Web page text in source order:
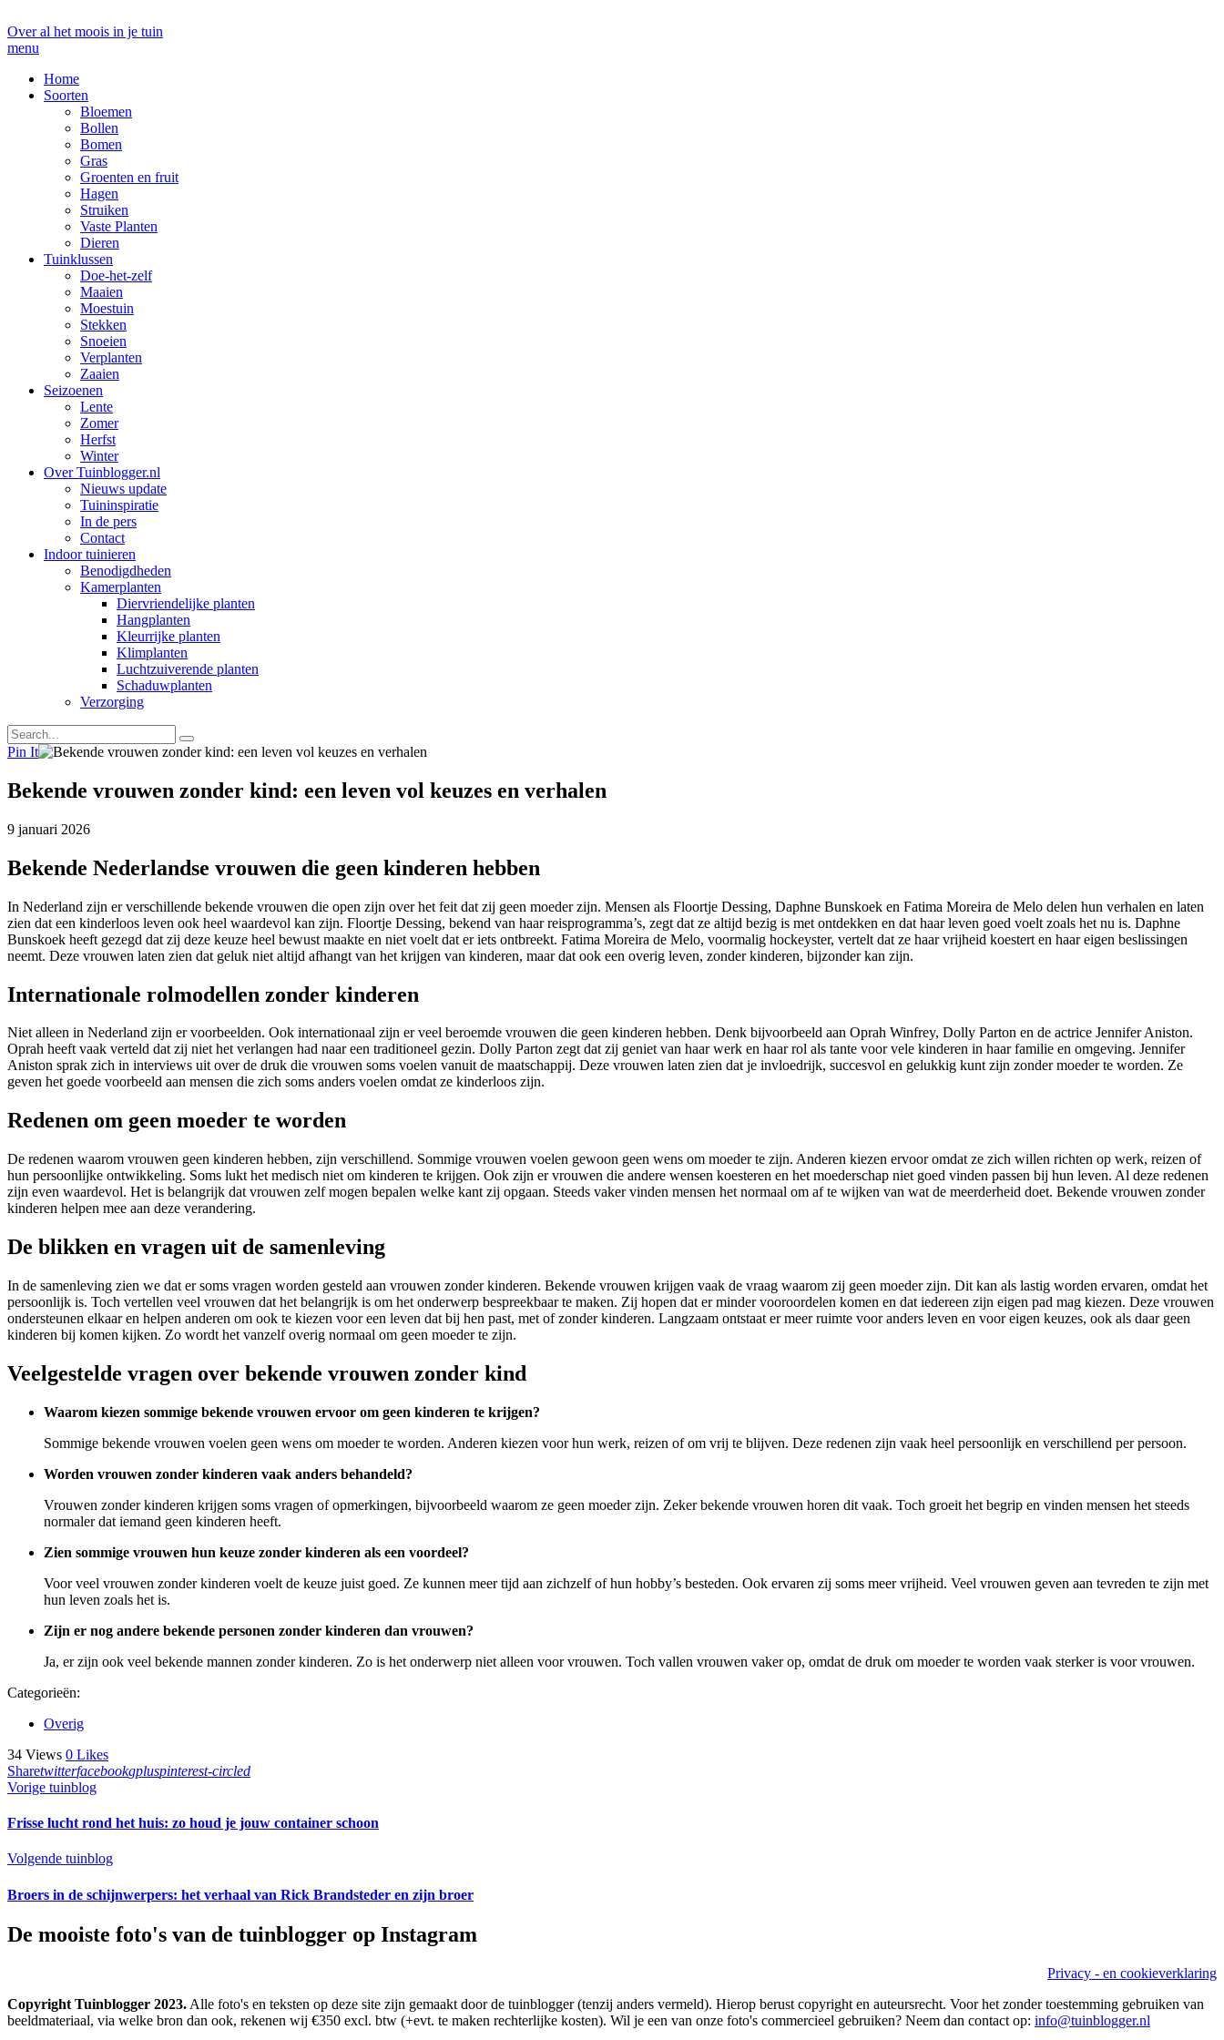
Over al het moois in je tuin
menu
Home
Soorten
Bloemen
Bollen
Bomen
Gras
Groenten en fruit
Hagen
Struiken
Vaste Planten
Dieren
Tuinklussen
Doe-het-zelf
Maaien
Moestuin
Stekken
Snoeien
Verplanten
Zaaien
Seizoenen
Lente
Zomer
Herfst
Winter
Over Tuinblogger.nl
Nieuws update
Tuininspiratie
In de pers
Contact
Indoor tuinieren
Benodigdheden
Kamerplanten
Diervriendelijke planten
Hangplanten
Kleurrijke planten
Klimplanten
Luchtzuiverende planten
Schaduwplanten
Verzorging
Pin It
Bekende vrouwen zonder kind: een leven vol keuzes en verhalen
9 januari 2026
Bekende Nederlandse vrouwen die geen kinderen hebben
In Nederland zijn er verschillende bekende vrouwen die open zijn over het feit dat zij geen moeder zijn. Mensen als Floortje Dessing, Daphne Bunskoek en Fatima Moreira de Melo delen hun verhalen en laten
zien dat een kinderloos leven ook heel waardevol kan zijn. Floortje Dessing, bekend van haar reisprogramma’s, zegt dat ze altijd bezig is met ontdekken en dat haar leven goed voelt zoals het nu is. Daphne
Bunskoek heeft gezegd dat zij deze keuze heel bewust maakte en niet voelt dat er iets ontbreekt. Fatima Moreira de Melo, voormalig hockeyster, vertelt dat ze haar vrijheid koestert en haar eigen beslissingen
neemt. Deze vrouwen laten zien dat geluk niet altijd afhangt van het krijgen van kinderen, maar dat ook een overig leven, zonder kinderen, bijzonder kan zijn.
Internationale rolmodellen zonder kinderen
Niet alleen in Nederland zijn er voorbeelden. Ook internationaal zijn er veel beroemde vrouwen die geen kinderen hebben. Denk bijvoorbeeld aan Oprah Winfrey, Dolly Parton en de actrice Jennifer Aniston.
Oprah heeft vaak verteld dat zij niet het verlangen had naar een traditioneel gezin. Dolly Parton zegt dat zij geniet van haar werk en haar rol als tante voor vele kinderen in haar familie en omgeving. Jennifer
Aniston sprak zich in interviews uit over de druk die vrouwen soms voelen vanuit de maatschappij. Deze vrouwen laten zien dat je invloedrijk, succesvol en gelukkig kunt zijn zonder moeder te worden. Ze
geven het goede voorbeeld aan mensen die zich soms anders voelen omdat ze kinderloos zijn.
Redenen om geen moeder te worden
De redenen waarom vrouwen geen kinderen hebben, zijn verschillend. Sommige vrouwen voelen gewoon geen wens om moeder te zijn. Anderen kiezen ervoor omdat ze zich willen richten op werk, reizen of
hun persoonlijke ontwikkeling. Soms lukt het medisch niet om kinderen te krijgen. Ook zijn er vrouwen die andere wensen koesteren en het moederschap niet goed vinden passen bij hun leven. Al deze redenen
zijn even waardevol. Het is belangrijk dat vrouwen zelf mogen bepalen welke kant zij opgaan. Steeds vaker vinden mensen het normaal om af te wijken van wat de meerderheid doet. Bekende vrouwen zonder
kinderen helpen mee aan deze verandering.
De blikken en vragen uit de samenleving
In de samenleving zien we dat er soms vragen worden gesteld aan vrouwen zonder kinderen. Bekende vrouwen krijgen vaak de vraag waarom zij geen moeder zijn. Dit kan als lastig worden ervaren, omdat het
persoonlijk is. Toch vertellen veel vrouwen dat het belangrijk is om het onderwerp bespreekbaar te maken. Zij hopen dat er minder vooroordelen komen en dat iedereen zijn eigen pad mag kiezen. Deze vrouwen
ondersteunen elkaar en helpen anderen om ook te kiezen voor een leven dat bij hen past, met of zonder kinderen. Langzaam ontstaat er meer ruimte voor anders leven en voor eigen keuzes, ook als daar geen
kinderen bij komen kijken. Zo wordt het vanzelf overig normaal om geen moeder te zijn.
Veelgestelde vragen over bekende vrouwen zonder kind
Waarom kiezen sommige bekende vrouwen ervoor om geen kinderen te krijgen?
Sommige bekende vrouwen voelen geen wens om moeder te worden. Anderen kiezen voor hun werk, reizen of om vrij te blijven. Deze redenen zijn vaak heel persoonlijk en verschillend per persoon.
Worden vrouwen zonder kinderen vaak anders behandeld?
Vrouwen zonder kinderen krijgen soms vragen of opmerkingen, bijvoorbeeld waarom ze geen moeder zijn. Zeker bekende vrouwen horen dit vaak. Toch groeit het begrip en vinden mensen het steeds
normaler dat iemand geen kinderen heeft.
Zien sommige vrouwen hun keuze zonder kinderen als een voordeel?
Voor veel vrouwen zonder kinderen voelt de keuze juist goed. Ze kunnen meer tijd aan zichzelf of hun hobby’s besteden. Ook ervaren zij soms meer vrijheid. Veel vrouwen geven aan tevreden te zijn met
hun leven zoals het is.
Zijn er nog andere bekende personen zonder kinderen dan vrouwen?
Ja, er zijn ook veel bekende mannen zonder kinderen. Zo is het onderwerp niet alleen voor vrouwen. Toch vallen vrouwen vaker op, omdat de druk om moeder te worden vaak sterker is voor vrouwen.
Categorieën:
Overig
34 Views 0 Likes
Sharetwitterfacebookgpluspinterest-circled
Bericht
navigatie
Vorige tuinblogPrevious
Frisse lucht rond het huis: zo houd je jouw container schoon
Volgende tuinblogNext
Broers in de schijnwerpers: het verhaal van Rick Brandsteder en zijn broer
De mooiste foto's van de tuinblogger op Instagram
Privacy - en cookieverklaring
Copyright Tuinblogger 2023. Alle foto's en teksten op deze site zijn gemaakt door de tuinblogger (tenzij anders vermeld). Hierop berust copyright en auteursrecht. Voor het zonder toestemming gebruiken van
beeldmateriaal, via welke bron dan ook, rekenen wij €350 excl. btw (+evt. te maken rechterlijke kosten). Wil je een van onze foto's commercieel gebruiken? Neem dan contact op: info@tuinblogger.nl